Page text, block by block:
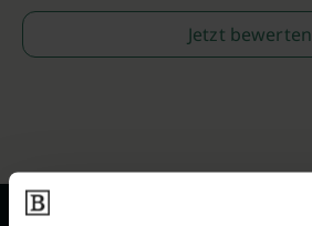
Jetzt bewerten